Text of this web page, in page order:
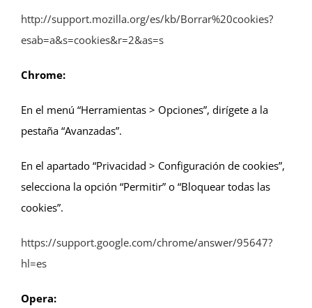
http://support.mozilla.org/es/kb/Borrar%20cookies?
esab=a&s=cookies&r=2&as=s
Chrome:
En el menú “Herramientas > Opciones”, dirígete a la
pestaña “Avanzadas”.
En el apartado “Privacidad > Configuración de cookies”,
selecciona la opción “Permitir” o “Bloquear todas las
cookies”.
https://support.google.com/chrome/answer/95647?
hl=es
Opera: